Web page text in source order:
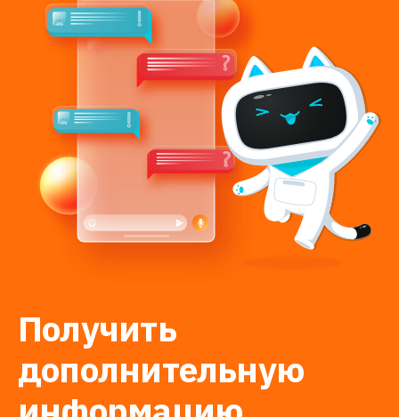
Получить
дополнительную